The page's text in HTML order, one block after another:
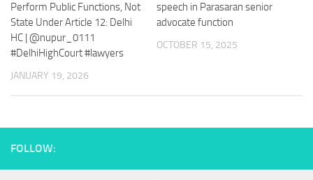
Perform Public Functions, Not
State Under Article 12: Delhi
HC | @nupur_0111
#DelhiHighCourt #lawyers
JANUARY 19, 2026
speech in Parasaran senior
advocate function
OCTOBER 15, 2025
FOLLOW: